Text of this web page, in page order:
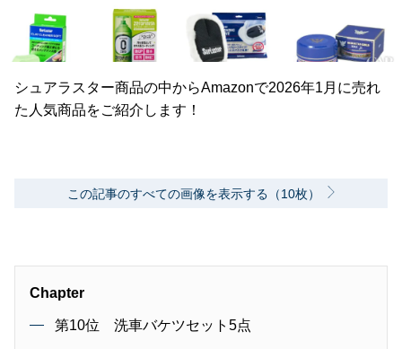
シュアラスター商品の中からAmazonで2026年1月に売れ
た人気商品をご紹介します！
この記事のすべての画像を表示する（10枚）
Chapter
第10位 洗車バケツセット5点